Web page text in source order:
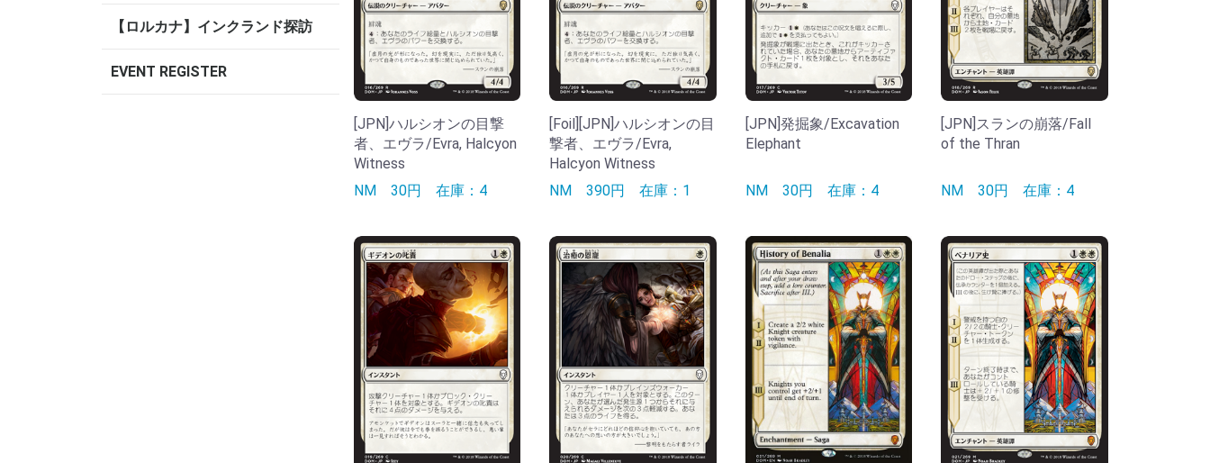
【ロルカナ】インクランド探訪
EVENT REGISTER
[JPN]ハルシオンの目撃
者、エヴラ/Evra, Halcyon
Witness
NM 30円 在庫：4
[Foil][JPN]ハルシオンの目
撃者、エヴラ/Evra,
Halcyon Witness
NM390円在庫：1
[JPN]発掘象/Excavation
Elephant
NM 30円 在庫：4
[JPN]スランの崩落/Fall
of the Thran
NM30円在庫：4